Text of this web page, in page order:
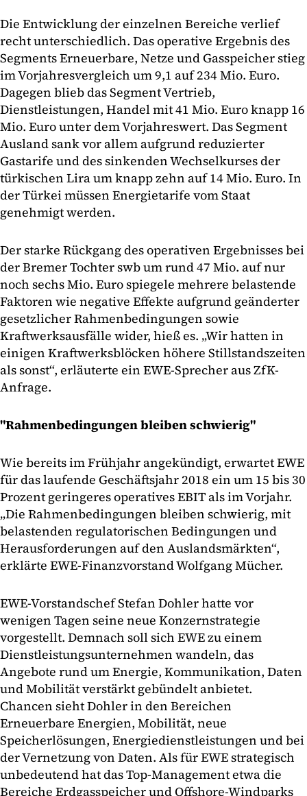
Die Entwicklung der einzelnen Bereiche verlief
recht unterschiedlich. Das operative Ergebnis des
Segments Erneuerbare, Netze und Gasspeicher stieg
im Vorjahresvergleich um 9,1 auf 234 Mio. Euro.
Dagegen blieb das Segment Vertrieb,
Dienstleistungen, Handel mit 41 Mio. Euro knapp 16
Mio. Euro unter dem Vorjahreswert. Das Segment
Ausland sank vor allem aufgrund reduzierter
Gastarife und des sinkenden Wechselkurses der
türkischen Lira um knapp zehn auf 14 Mio. Euro. In
der Türkei müssen Energietarife vom Staat
genehmigt werden.
Der starke Rückgang des operativen Ergebnisses bei
der Bremer Tochter swb um rund 47 Mio. auf nur
noch sechs Mio. Euro spiegele mehrere belastende
Faktoren wie negative Effekte aufgrund geänderter
gesetzlicher Rahmenbedingungen sowie
Kraftwerksausfälle wider, hieß es. „Wir hatten in
einigen Kraftwerksblöcken höhere Stillstandszeiten
als sonst“, erläuterte ein EWE-Sprecher aus ZfK-
Anfrage.
"Rahmenbedingungen bleiben schwierig"
Wie bereits im Frühjahr angekündigt, erwartet EWE
für das laufende Geschäftsjahr 2018 ein um 15 bis 30
Prozent geringeres operatives EBIT als im Vorjahr.
„Die Rahmenbedingungen bleiben schwierig, mit
belastenden regulatorischen Bedingungen und
Herausforderungen auf den Auslandsmärkten“,
erklärte EWE-Finanzvorstand Wolfgang Mücher.
EWE-Vorstandschef Stefan Dohler hatte vor
wenigen Tagen seine neue Konzernstrategie
vorgestellt. Demnach soll sich EWE zu einem
Dienstleistungsunternehmen wandeln, das
Angebote rund um Energie, Kommunikation, Daten
und Mobilität verstärkt gebündelt anbietet.
Chancen sieht Dohler in den Bereichen
Erneuerbare Energien, Mobilität, neue
Speicherlösungen, Energiedienstleistungen und bei
der Vernetzung von Daten. Als für EWE strategisch
unbedeutend hat das Top-Management etwa die
Bereiche Erdgasspeicher und Offshore-Windparks